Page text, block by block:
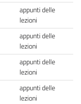
appunti delle
lezioni
appunti delle
lezioni
appunti delle
lezioni
appunti delle
lezioni